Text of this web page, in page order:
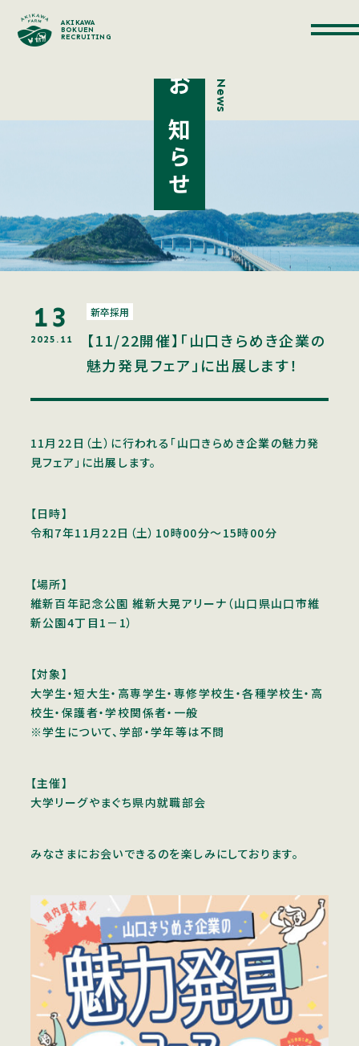
AKIKAWA
BOKUEN
RECRUITING
News
お知らせ
13
2025.11
新卒採用
【11/22開催】「山口きらめき企業の
魅力発見フェア」に出展します！
11月22日（土）に行われる「山口きらめき企業の魅力発
見フェア」に出展します。
【日時】
令和7年11月22日（土）10時00分～15時00分
【場所】
維新百年記念公園 維新大晃アリーナ（山口県山口市維
新公園4丁目1－1）
【対象】
大学生・短大生・高専学生・専修学校生・各種学校生・高
校生・保護者・学校関係者・一般
※学生について、学部・学年等は不問
【主催】
大学リーグやまぐち県内就職部会
みなさまにお会いできるのを楽しみにしております。